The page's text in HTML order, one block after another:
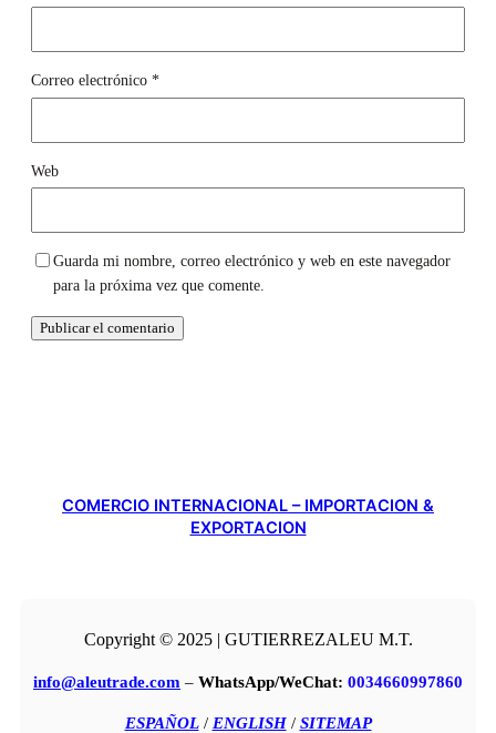
Correo electrónico *
Web
Guarda mi nombre, correo electrónico y web en este navegador
para la próxima vez que comente.
COMERCIO INTERNACIONAL – IMPORTACION &
EXPORTACION
Copyright © 2025 | GUTIERREZALEU M.T.
info@aleutrade.com – WhatsApp/WeChat: 0034660997860
ESPAÑOL/ ENGLISH/ SITEMAP